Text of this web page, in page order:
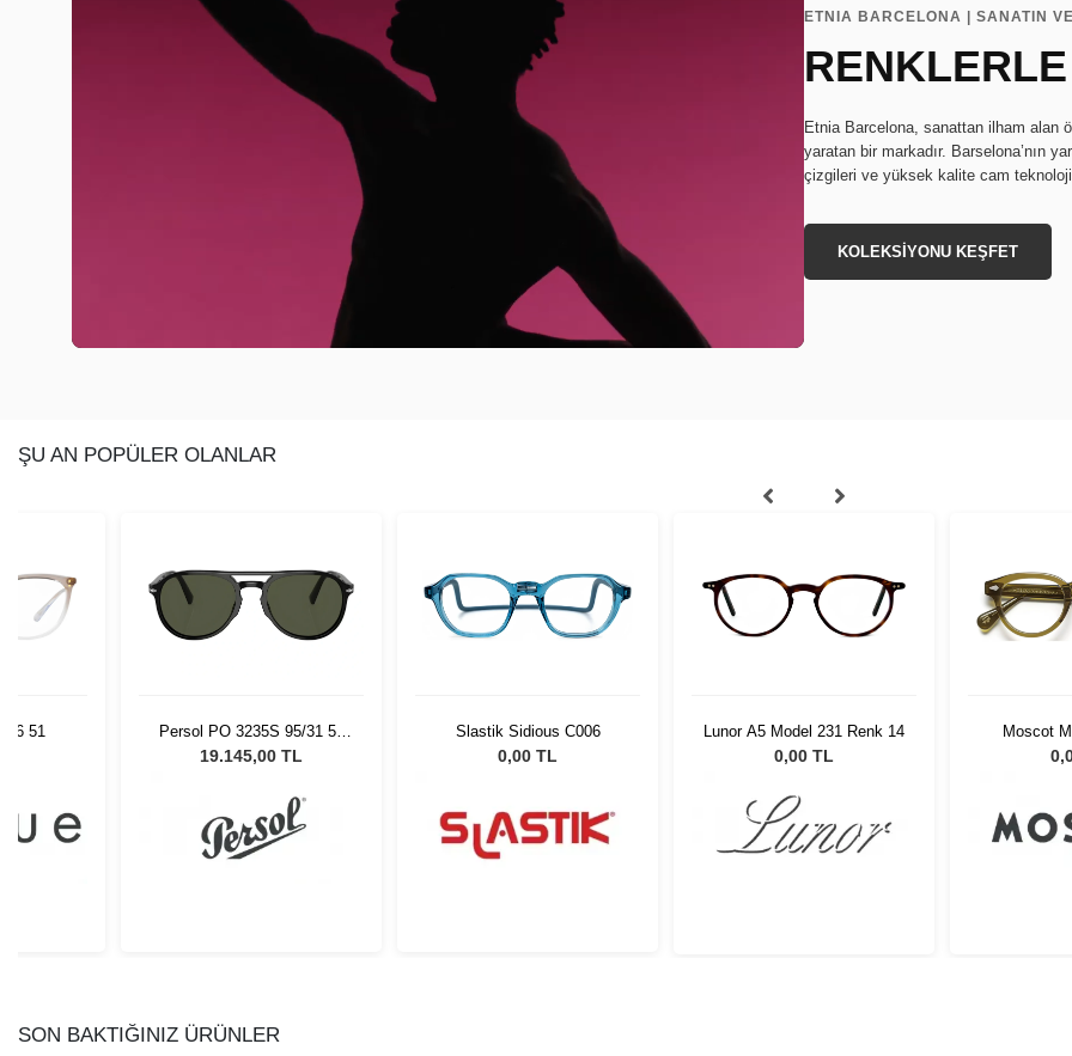
ETNIA BARCELONA | SANATIN
Etnia Barcelona, sanattan ilham alan
yaratan bir markadır. Barselona’nın
çizgileri ve yüksek kalite cam
KOLEKSİYONU KEŞFET
ŞU AN POPÜLER OLANLAR
51
Persol PO 3235S 95/31 55
Unisex Güneş Gözlüğü
19.145,00 TL
Slastik Sidious C006
0,00 TL
Lunor A5 Model 231 Renk 14
0,00 TL
Moscot
Brown
SON BAKTIĞINIZ ÜRÜNLER